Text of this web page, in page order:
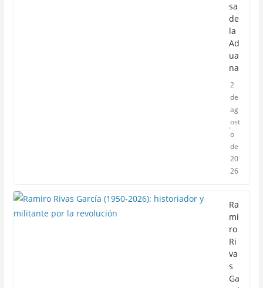
sa
de
la
Ad
ua
na
2
de
ag
ost
o
de
20
26
Ra
mi
ro
Ri
va
s
Ga